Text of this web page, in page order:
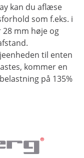
kan du aflæse
som f.eks. i
mm høje og
til enten
kommer en
på 135%